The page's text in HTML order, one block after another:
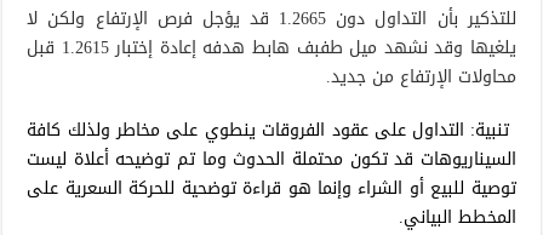
للتذكير بأن التداول دون 1.2665 قد يؤجل فرص الإرتفاع ولكن لا
يلغيها وقد نشهد ميل طفبف هابط هدفه إعادة إختبار 1.2615 قبل
محاولات الإرتفاع من جديد.
تنبية: التداول على عقود الفروقات ينطوي على مخاطر ولذلك كافة
السيناريوهات قد تكون محتملة الحدوث وما تم توضيحه أعلاة ليست
توصية للبيع أو الشراء وإنما هو قراءة توضحية للحركة السعرية على
المخطط البياني.